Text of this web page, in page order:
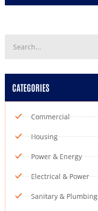
CATEGORIES
Commercial
Housing
Power & Energy
Electrical & Power
Sanitary & Plumbing